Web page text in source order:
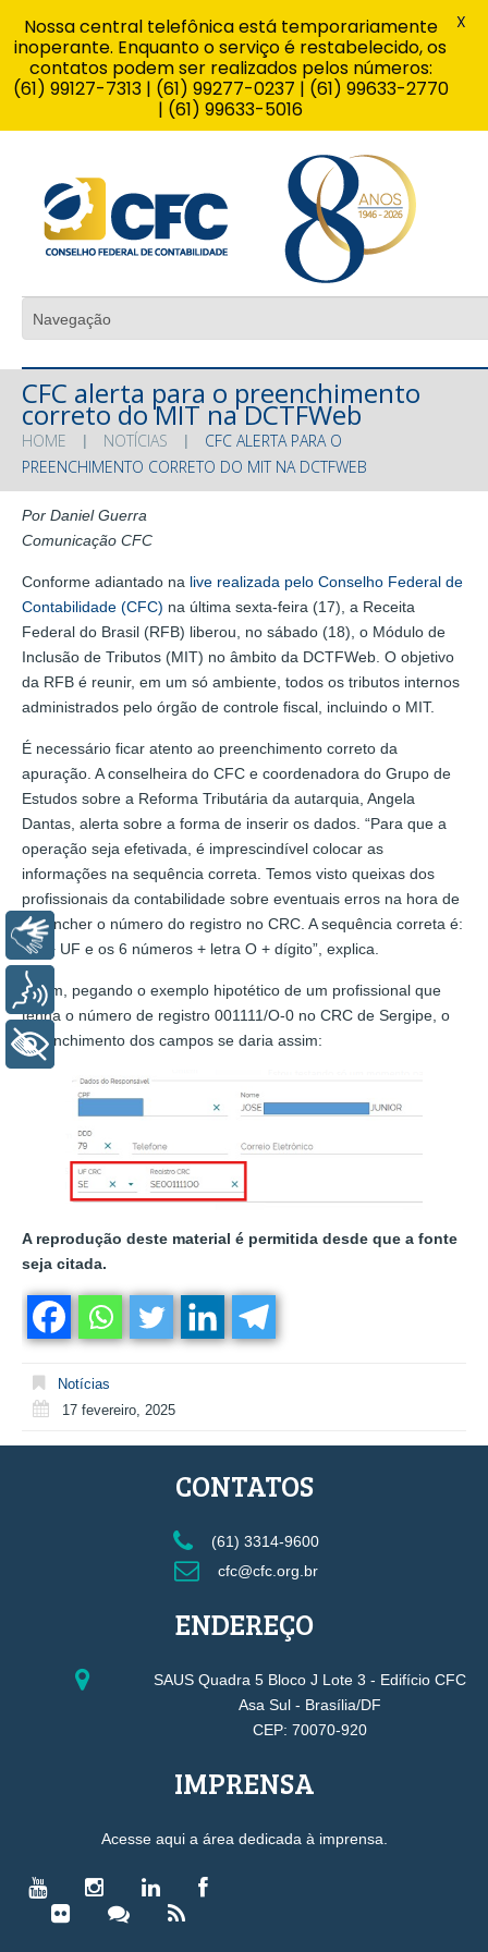
CFC alerta para o preenchimento
correto do MIT na DCTFWeb
HOME NOTÍCIAS
CFC ALERTA PARA O
PREENCHIMENTO CORRETO DO MIT NA DCTFWEB
Por Daniel Guerra
Comunicação CFC
Conforme adiantado na live realizada pelo Conselho Federal de
Contabilidade (CFC) na última sexta-feira (17), a Receita
Federal do Brasil (RFB) liberou, no sábado (18), o Módulo de
Inclusão de Tributos (MIT) no âmbito da DCTFWeb. O objetivo
da RFB é reunir, em um só ambiente, todos os tributos internos
administrados pelo órgão de controle fiscal, incluindo o MIT.
É necessário ficar atento ao preenchimento correto da
apuração. A conselheira do CFC e coordenadora do Grupo de
Estudos sobre a Reforma Tributária da autarquia, Angela
Dantas, alerta sobre a forma de inserir os dados. “Para que a
operação seja efetivada, é imprescindível colocar as
informações na sequência correta. Temos visto queixas dos
profissionais da contabilidade sobre eventuais erros na hora de
preencher o número do registro no CRC. A sequência correta é:
UF + UF e os 6 números + letra O + dígito”, explica.
Assim, pegando o exemplo hipotético de um profissional que
tenha o número de registro 001111/O-0 no CRC de Sergipe, o
preenchimento dos campos se daria assim:
A reprodução deste material é permitida desde que a fonte
seja citada.
Notícias
17 fevereiro, 2025
CONTATOS
(61) 3314-9600
cfc@cfc.org.br
ENDEREÇO
SAUS Quadra 5 Bloco J Lote 3 - Edifício CFC
Asa Sul - Brasília/DF
CEP: 70070-920
IMPRENSA
Acesse aqui a área dedicada à imprensa.
Nossa central telefônica está temporariamente
inoperante. Enquanto o serviço é restabelecido, os
contatos podem ser realizados pelos números:
(61) 99127-7313 | (61) 99277-0237 | (61) 99633-2770
| (61) 99633-5016
X
Libras
Voz
+ Acessibilidade